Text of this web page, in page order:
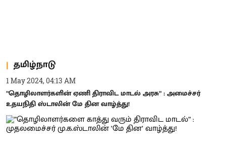
தமிழ்நாடு
1 May 2024, 04:13 AM
”தொழிலாளர்களின் ஏணி திராவிட மாடல் அரசு” : அமைச்சர்
உதயநிதி ஸ்டாலின் மே தின வாழ்த்து!